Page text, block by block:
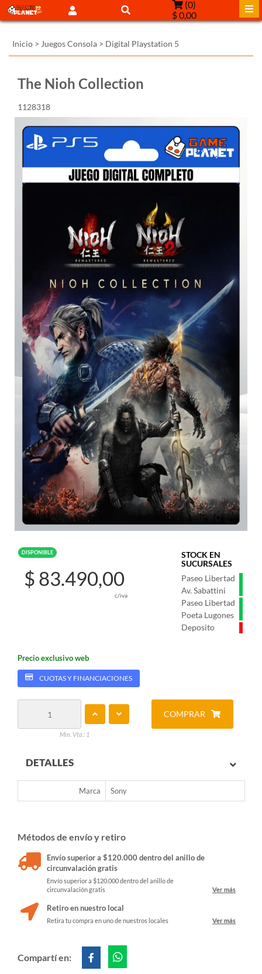
(0)
$ 0,00
Inicio > Juegos Consola > Digital Playstation 5
The Nioh Collection
1128318
DISPONIBLE
STOCK EN
SUCURSALES
Paseo Libertad
Av. Sabattini
Paseo Libertad
Poeta Lugones
Deposito
$ 83.490,00
c/iva
Precio exclusivo web
CUOTAS Y FINANCIACIONES
Min. Vta.: 1
COMPRAR
DETALLES
Marca Sony
Métodos de envío y retiro
Envío superior a $120.000 dentro del anillo de
circunvalación gratis
Envío superior a $120.000 dentro del anillo de
circunvalación gratis
Ver más
Retiro en nuestro local
Retira tu compra en uno de nuestros locales Ver más
Compartí en: